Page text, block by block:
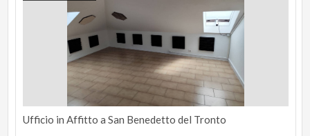
Ufficio in Affitto a San Benedetto del Tronto